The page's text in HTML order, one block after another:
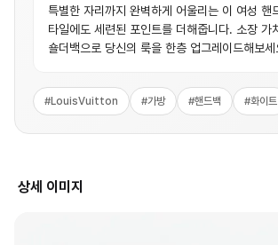
특별한 자리까지 완벽하게 어울리는 이 여성 핸
타일에도 세련된 포인트를 더해줍니다. 소장 가
숄더백으로 당신의 룩을 한층 업그레이드해보세
#LouisVuitton #가방 #핸드백 #화이트
상세 이미지